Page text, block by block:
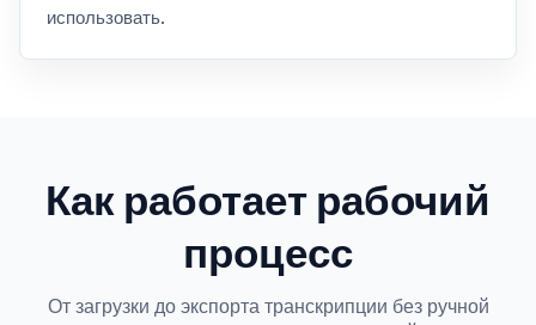
использовать.
Как работает рабочий
процесс
От загрузки до экспорта транскрипции без ручной